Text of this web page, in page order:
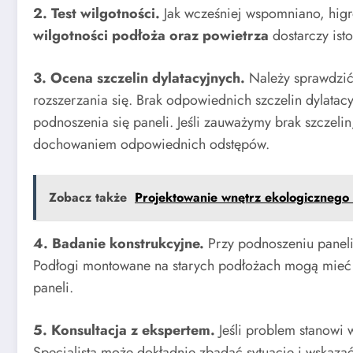
2. Test wilgotności. Jak wcześniej wspomniano,
wilgotności podłoża oraz powietrza dostarczy
3. Ocena szczelin dylatacyjnych. Należy
rozszerzania się. Brak odpowiednich szczelin
podnoszenia się paneli. Jeśli zauważymy brak
dochowaniem odpowiednich odstępów.
Zobacz także Projektowanie wnętrz
4. Badanie konstrukcyjne. Przy podnoszeniu
Podłogi montowane na starych podłożach mogą
paneli.
5. Konsultacja z ekspertem. Jeśli problem stanowi